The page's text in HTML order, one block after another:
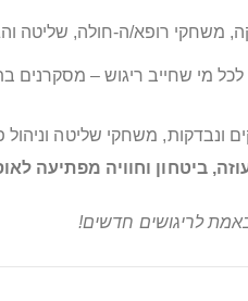
משחקי רופא/ה-חולה, שליטה
מי שחייב ריגוש – מסקרנים
ונבדקות, משחקי שליטה
ביטחון וחוויה מפתיעה
לריגושים חדשים!